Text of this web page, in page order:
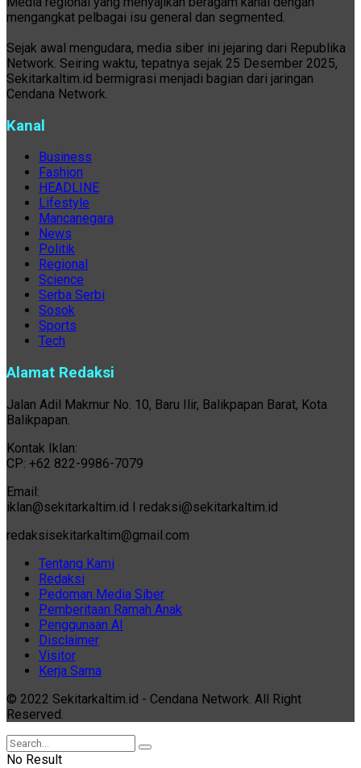
mengangkat pelbagai isu general dan segmented.
Sejak awal mengudara, media siber ini jejaring dari Republika
Network. Seiring waktu, tepatnya sejak 25 Desember 2025,
Sekitarkaltim.id bermigrasi menjadi bagian dari jaringan
Cendana Network.
Kanal
Business
Fashion
HEADLINE
Lifestyle
Mancanegara
News
Politik
Regional
Science
Serba Serbi
Sosok
Sports
Tech
Alamat Redaksi
Jalan Adil Makmur No. 10, Baru Ilir, Balikpapan Barat, Kota
Balikpapan.
Kontak Iklan:
CP: +62 822-9986-7079
Email:
iklan@sekitarkaltim.id I redaksi@sekitarkaltim.id
redaksisekitarkaltim@gmail.com
Tentang Kami
Redaksi
Pedoman Media Siber
Pemberitaan Ramah Anak
Penggunaan AI
Disclaimer
Visitor
Kerja Sama
© 2022 Sekitarkaltim.id - Cendana Network. All Right
Reserved.
No Result